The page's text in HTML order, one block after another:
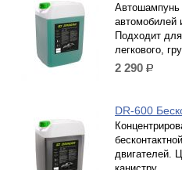
Автошампунь
автомобилей
Подходит
легкового,
2 290 р.
DR-600
двигателей.